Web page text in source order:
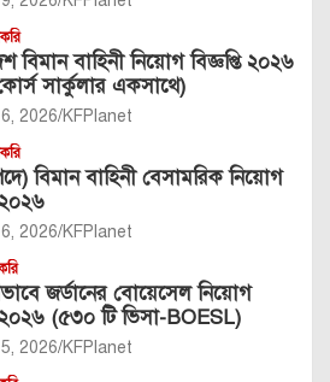
বিমান বাহিনী নিয়োগ বিজ্ঞপ্তি ২০২৬
সার্কুলার একসাথে)
2026 KFPlanet
বিমান বাহিনী বেসামরিক নিয়োগ
২০২৬
2026 KFPlanet
জর্ডানের বোয়েসেল নিয়োগ
২০২৬ (৫৩০ টি ভিসা-BOESL)
2026 KFPlanet